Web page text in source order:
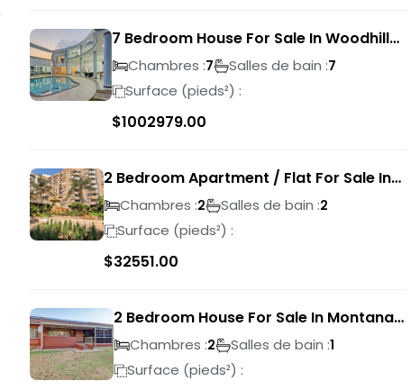
7 Bedroom House For Sale In Woodhill
Golf Estate
Chambres :7 Salles de bain :7
Surface (pieds²) :
$1002979.00
2 Bedroom Apartment / Flat For Sale In
Pretoria Central
Chambres :2 Salles de bain :2
Surface (pieds²) :
$32551.00
2 Bedroom House For Sale In Montana
ParkChambres :2 Salles de bain :1
Surface (pieds²) :